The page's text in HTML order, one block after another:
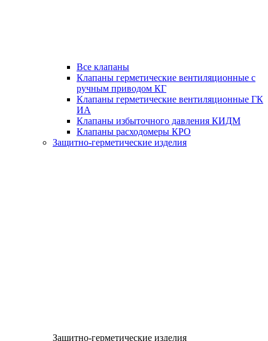
Все клапаны
Клапаны герметические вентиляционные с
ручным приводом КГ
Клапаны герметические вентиляционные ГК
ИА
Клапаны избыточного давления КИДМ
Клапаны расходомеры КРО
Защитно-герметические изделия
Защитно-герметические изделия